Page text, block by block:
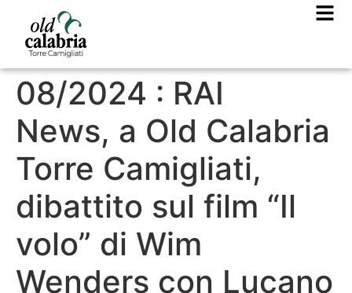
08/2024 : RAI
News, a Old Calabria
Torre Camigliati,
dibattito sul film “Il
volo” di Wim
Wenders con Lucano